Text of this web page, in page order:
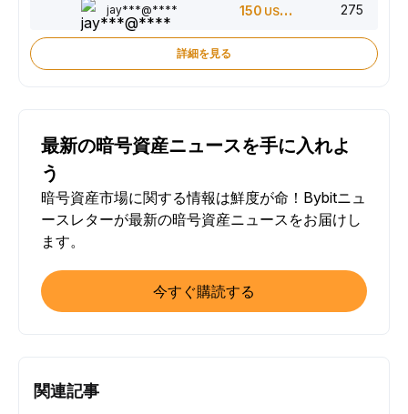
jay***@**** 150 USDT 275
詳細を見る
最新の暗号資産ニュースを手に入れよ
う
暗号資産市場に関する情報は鮮度が命！Bybitニュ
ースレターが最新の暗号資産ニュースをお届けし
ます。
今すぐ購読する
関連記事